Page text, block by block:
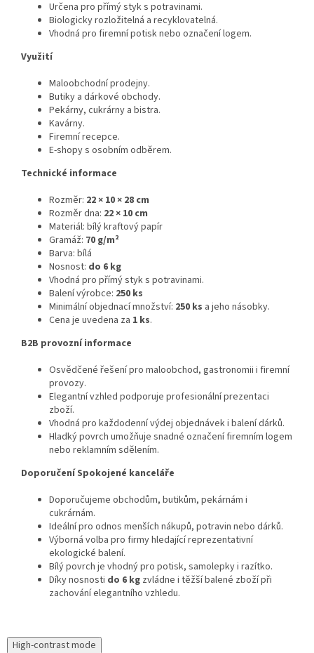
Určena pro přímý styk s potravinami.
Biologicky rozložitelná a recyklovatelná.
Vhodná pro firemní potisk nebo označení logem.
Využití
Maloobchodní prodejny.
Butiky a dárkové obchody.
Pekárny, cukrárny a bistra.
Kavárny.
Firemní recepce.
E-shopy s osobním odběrem.
Technické informace
Rozměr: 22 × 10 × 28 cm
Rozměr dna: 22 × 10 cm
Materiál: bílý kraftový papír
Gramáž: 70 g/m²
Barva: bílá
Nosnost: do 6 kg
Vhodná pro přímý styk s potravinami.
Balení výrobce: 250 ks
Minimální objednací množství: 250 ks a jeho násobky.
Cena je uvedena za 1 ks.
B2B provozní informace
Osvědčené řešení pro maloobchod, gastronomii i firemní
provozy.
Elegantní vzhled podporuje profesionální prezentaci
zboží.
Vhodná pro každodenní výdej objednávek i balení dárků.
Hladký povrch umožňuje snadné označení firemním logem
nebo reklamním sdělením.
Doporučení Spokojené kanceláře
Doporučujeme obchodům, butikům, pekárnám i
cukrárnám.
Ideální pro odnos menších nákupů, potravin nebo dárků.
Výborná volba pro firmy hledající reprezentativní
ekologické balení.
Bílý povrch je vhodný pro potisk, samolepky i razítko.
Díky nosnosti do 6 kg zvládne i těžší balené zboží při
zachování elegantního vzhledu.
High-contrast mode